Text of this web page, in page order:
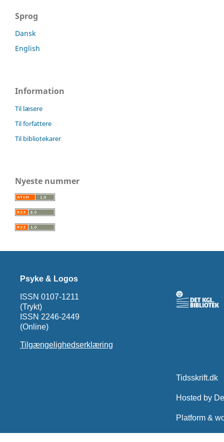
Sprog
Dansk
English
Information
Til læsere
Til forfattere
Til bibliotekarer
Nyeste nummer
Psyke & Logos
ISSN 0107-1211
(Trykt)
ISSN 2246-2449
(Online)
Tilgængelighedserklæring